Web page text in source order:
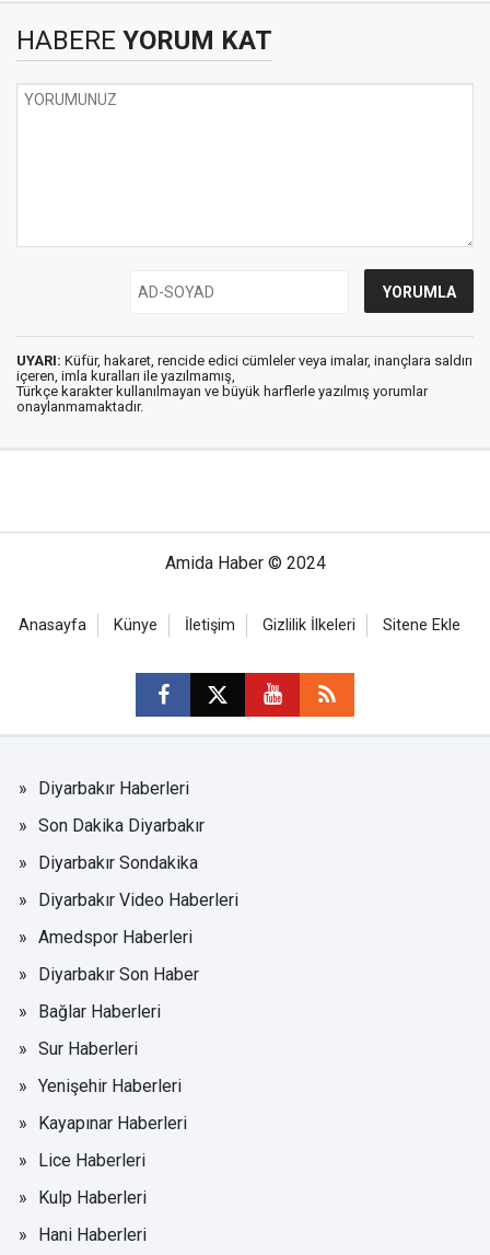
HABERE YORUM KAT
UYARI: Küfür, hakaret, rencide edici cümleler veya imalar, inançlara saldırı
içeren, imla kuralları ile yazılmamış,
Türkçe karakter kullanılmayan ve büyük harflerle yazılmış yorumlar
onaylanmamaktadır.
Amida Haber © 2024
Anasayfa Künye İletişim Gizlilik İlkeleri Sitene Ekle
Diyarbakır Haberleri
Son Dakika Diyarbakır
Diyarbakır Sondakika
Diyarbakır Video Haberleri
Amedspor Haberleri
Diyarbakır Son Haber
Bağlar Haberleri
Sur Haberleri
Yenişehir Haberleri
Kayapınar Haberleri
Lice Haberleri
Kulp Haberleri
Hani Haberleri